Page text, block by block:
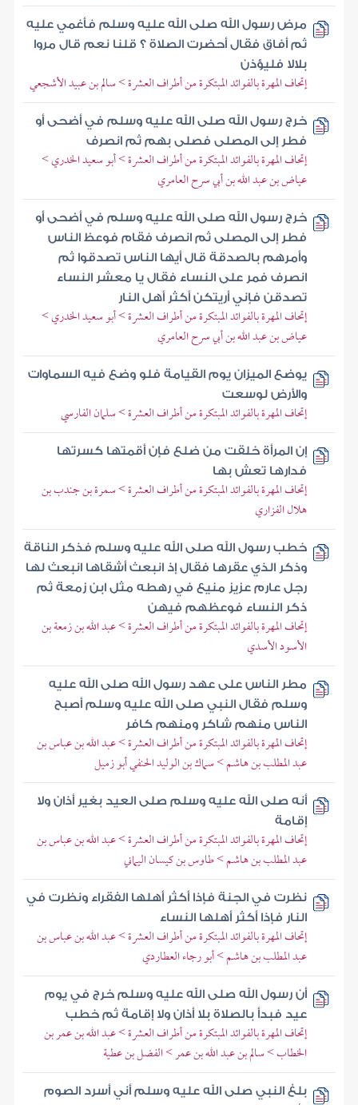
مرض رسول الله صلى الله عليه وسلم فأغمي عليه
ثم أفاق فقال أحضرت الصلاة ؟ قلنا نعم قال مروا
بلالا فليؤذن
إتحاف المهرة بالفوائد المبتكرة من أطراف العشرة > سالم بن عبيد الأشجعي
خرج رسول الله صلى الله عليه وسلم في أضحى أو
فطر إلى المصلى فصلى بهم ثم انصرف
إتحاف المهرة بالفوائد المبتكرة من أطراف العشرة > أبو سعيد الخدري >
عياض بن عبد الله بن أبي سرح العامري
خرج رسول الله صلى الله عليه وسلم في أضحى أو
فطر إلى المصلى ثم انصرف فقام فوعظ الناس
وأمرهم بالصدقة قال أيها الناس تصدقوا ثم
انصرف فمر على النساء فقال يا معشر النساء
تصدقن فإني أريتكن أكثر أهل النار
إتحاف المهرة بالفوائد المبتكرة من أطراف العشرة > أبو سعيد الخدري >
عياض بن عبد الله بن أبي سرح العامري
يوضع الميزان يوم القيامة فلو وضع فيه السماوات
والأرض لوسعت
إتحاف المهرة بالفوائد المبتكرة من أطراف العشرة > سلمان الفارسي
إن المرأة خلقت من ضلع فإن أقمتها كسرتها
فدارها تعش بها
إتحاف المهرة بالفوائد المبتكرة من أطراف العشرة > سمرة بن جندب بن
هلال الفزاري
خطب رسول الله صلى الله عليه وسلم فذكر الناقة
وذكر الذي عقرها فقال إذ انبعث أشقاها انبعث لها
رجل عارم عزيز منيع في رهطه مثل ابن زمعة ثم
ذكر النساء فوعظهم فيهن
إتحاف المهرة بالفوائد المبتكرة من أطراف العشرة > عبد الله بن زمعة بن
الأسود الأسدي
مطر الناس على عهد رسول الله صلى الله عليه
وسلم فقال النبي صلى الله عليه وسلم أصبح
الناس منهم شاكر ومنهم كافر
إتحاف المهرة بالفوائد المبتكرة من أطراف العشرة > عبد الله بن عباس بن
عبد المطلب بن هاشم > سماك بن الوليد الحنفي أبو زميل
أنه صلى الله عليه وسلم صلى العيد بغير أذان ولا
إقامة
إتحاف المهرة بالفوائد المبتكرة من أطراف العشرة > عبد الله بن عباس بن
عبد المطلب بن هاشم > طاوس بن كيسان اليماني
نظرت في الجنة فإذا أكثر أهلها الفقراء ونظرت في
النار فإذا أكثر أهلها النساء
إتحاف المهرة بالفوائد المبتكرة من أطراف العشرة > عبد الله بن عباس بن
عبد المطلب بن هاشم > أبو رجاء العطاردي
أن رسول الله صلى الله عليه وسلم خرج في يوم
عيد فبدأ بالصلاة بلا أذان ولا إقامة ثم خطب
إتحاف المهرة بالفوائد المبتكرة من أطراف العشرة > عبد الله بن عمر بن
الخطاب > سالم بن عبد الله بن عمر > الفضل بن عطية
بلغ النبي صلى الله عليه وسلم أني أسرد الصوم